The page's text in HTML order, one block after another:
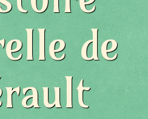
de